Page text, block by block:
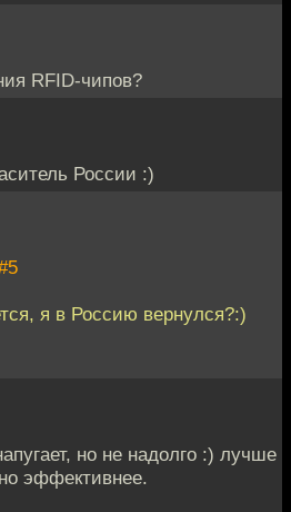
RFID-чипов?
России :)
я в Россию вернулся?:)
но не надолго :) лучше
эффективнее.